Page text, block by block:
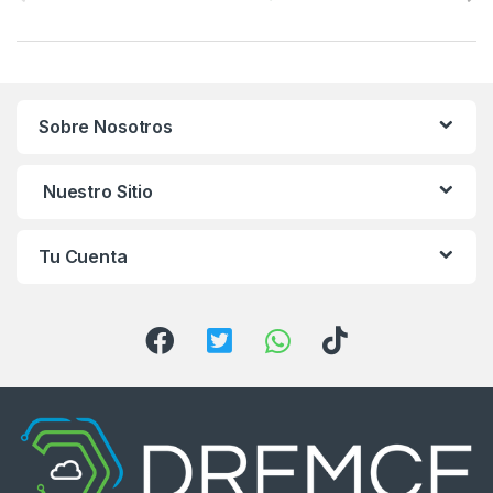
Sobre Nosotros
Nuestro Sitio
Tu Cuenta